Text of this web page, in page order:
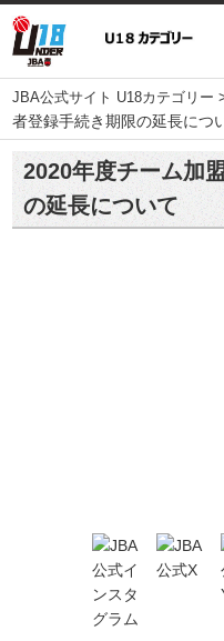
JBA公式サイト U18カテゴリー
者登録手続き期限の延長につ
2020年度チーム加
の延長について